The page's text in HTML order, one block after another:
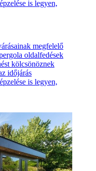
is legyen,
megfelelő
oldalfedések
kölcsönöznek
időjárás
is legyen,